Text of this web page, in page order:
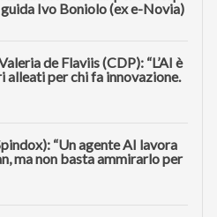
Ivo Boniolo (ex e-Novia)
de Flaviis (CDP): “L’AI è
alleati per chi fa innovazione.
“Un agente AI lavora
ma non basta ammirarlo per